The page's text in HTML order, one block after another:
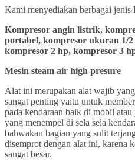
Kami menyediakan berbagai jenis
Kompresor angin listrik,
portabel, kompresor ukuran 1/
kompresor 2 hp, kompresor 3
Mesin steam air high presure
Alat ini merupakan alat wajib
sangat penting yaitu untuk
pada kendaraan baik di mobil
yang menempel di sela sela
bahwakan bagian yang sulit
disemprot dengan alat ini, karena
sangat besar.